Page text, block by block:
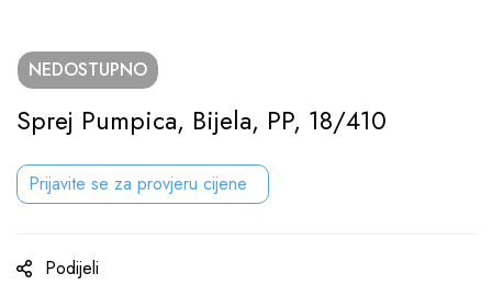
NEDOSTUPNO
Sprej Pumpica, Bijela, PP, 18/410
Prijavite se za provjeru cijene
Podijeli